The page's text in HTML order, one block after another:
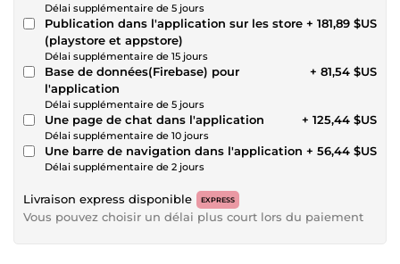
Délai supplémentaire de 5 jours
Publication dans l'application sur les store
(playstore et appstore)
Délai supplémentaire de 15 jours
+ 181,89 $US
Base de données(Firebase) pour
l'application
Délai supplémentaire de 5 jours
+ 81,54 $US
Une page de chat dans l'application
Délai supplémentaire de 10 jours
+ 125,44 $US
Une barre de navigation dans l'application
Délai supplémentaire de 2 jours
+ 56,44 $US
Livraison express disponible EXPRESS
Vous pouvez choisir un délai plus court lors du paiement